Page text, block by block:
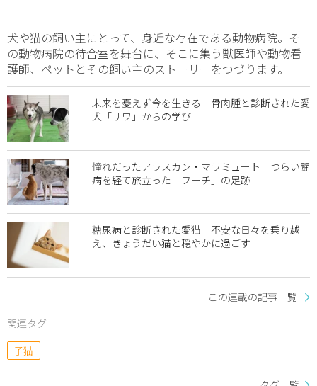
犬や猫の飼い主にとって、身近な存在である動物病院。そ
の動物病院の待合室を舞台に、そこに集う獣医師や動物看
護師、ペットとその飼い主のストーリーをつづります。
未来を憂えず今を生きる 骨肉腫と診断された愛
犬「サワ」からの学び
憧れだったアラスカン・マラミュート つらい闘
病を経て旅立った「フーチ」の足跡
糖尿病と診断された愛猫 不安な日々を乗り越
え、きょうだい猫と穏やかに過ごす
この連載の記事一覧
関連タグ
子猫